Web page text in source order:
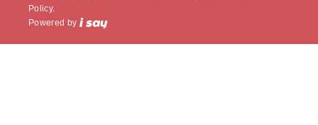
Policy.
Powered by